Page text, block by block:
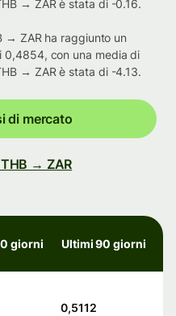
→ ZAR è stata di -0.16.
→ ZAR ha raggiunto un
0,4854, con una media di
→ ZAR è stata di -4.13.
di mercato
→ ZAR
giorni Ultimi 90 giorni
0,5112